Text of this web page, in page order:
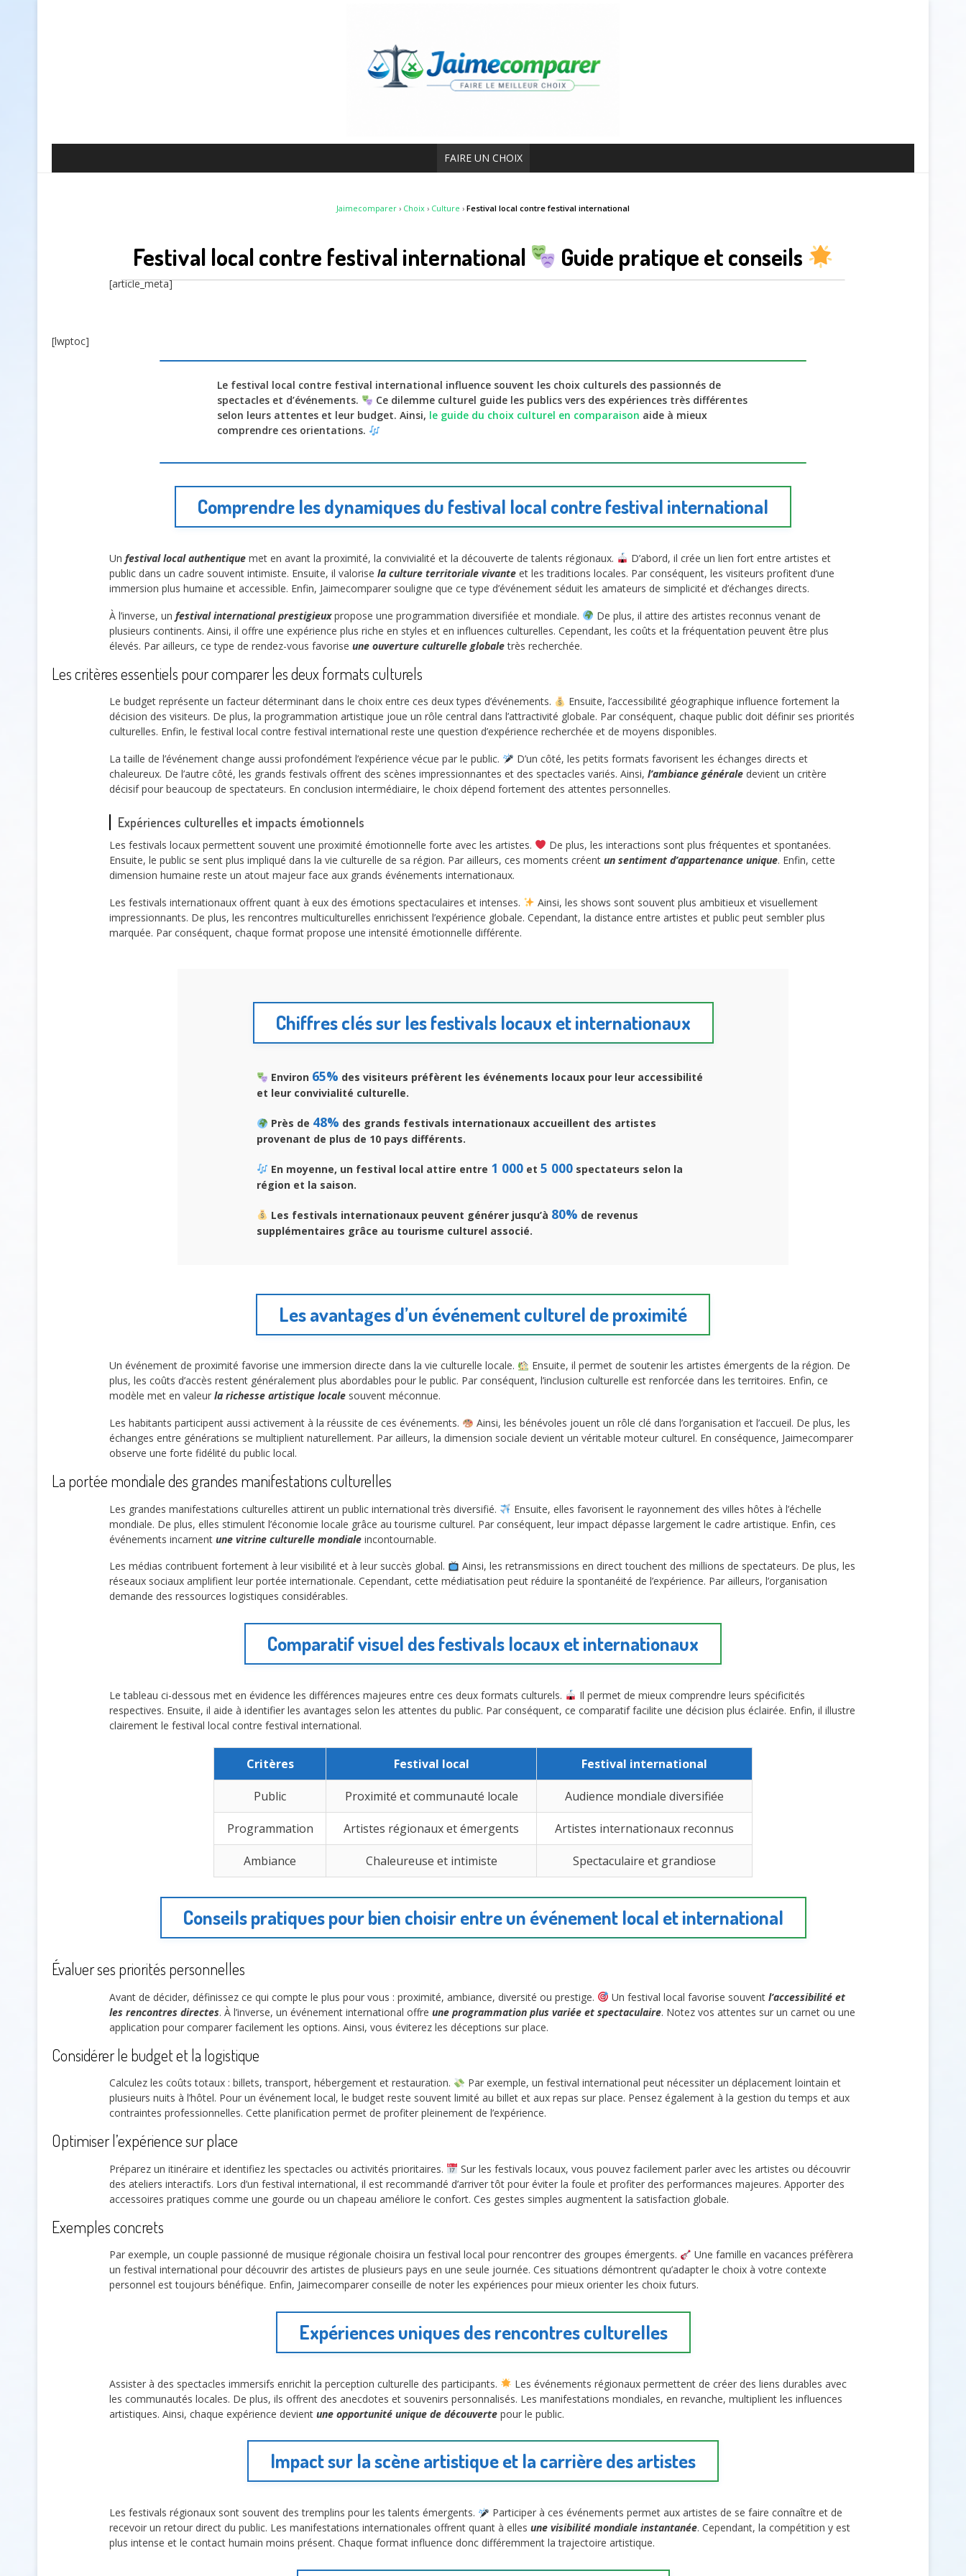
FAIRE UN CHOIX
Jaimecomparer › Choix › Culture › Festival local contre festival international
Festival local contre festival international Guide pratique et conseils
[article_meta]
[lwptoc]
Le festival local contre festival international influence souvent les choix culturels des passionnés de
spectacles et d’événements.
Ce dilemme culturel guide les publics vers des expériences très différentes
selon leurs attentes et leur budget. Ainsi, le guide du choix culturel en comparaison aide à mieux
comprendre ces orientations.
Comprendre les dynamiques du festival local contre festival international
Un festival local authentique met en avant la proximité, la convivialité et la découverte de talents régionaux.
D’abord, il crée un lien fort entre artistes et
public dans un cadre souvent intimiste. Ensuite, il valorise la culture territoriale vivante et les traditions locales. Par conséquent, les visiteurs profitent d’une
immersion plus humaine et accessible. Enfin, Jaimecomparer souligne que ce type d’événement séduit les amateurs de simplicité et d’échanges directs.
À l’inverse, un festival international prestigieuxpropose une programmation diversifiée et mondiale.
De plus, il attire des artistes reconnus venant de
plusieurs continents. Ainsi, il offre une expérience plus riche en styles et en influences culturelles. Cependant, les coûts et la fréquentation peuvent être plus
élevés. Par ailleurs, ce type de rendez-vous favorise une ouverture culturelle globaletrès recherchée.
Les critères essentiels pour comparer les deux formats culturels
Le budget représente un facteur déterminant dans le choix entre ces deux types d’événements.
Ensuite, l’accessibilité géographique influence fortement la
décision des visiteurs. De plus, la programmation artistique joue un rôle central dans l’attractivité globale. Par conséquent, chaque public doit définir ses priorités
culturelles. Enfin, le festival local contre festival international reste une question d’expérience recherchée et de moyens disponibles.
La taille de l’événement change aussi profondément l’expérience vécue par le public.
D’un côté, les petits formats favorisent les échanges directs et
chaleureux. De l’autre côté, les grands festivals offrent des scènes impressionnantes et des spectacles variés. Ainsi, l’ambiance générale devient un critère
décisif pour beaucoup de spectateurs. En conclusion intermédiaire, le choix dépend fortement des attentes personnelles.
Expériences culturelles et impacts émotionnels
Les festivals locaux permettent souvent une proximité émotionnelle forte avec les artistes.
De plus, les interactions sont plus fréquentes et spontanées.
Ensuite, le public se sent plus impliqué dans la vie culturelle de sa région. Par ailleurs, ces moments créent un sentiment d’appartenance unique. Enfin, cette
dimension humaine reste un atout majeur face aux grands événements internationaux.
Les festivals internationaux offrent quant à eux des émotions spectaculaires et intenses.
Ainsi, les shows sont souvent plus ambitieux et visuellement
impressionnants. De plus, les rencontres multiculturelles enrichissent l’expérience globale. Cependant, la distance entre artistes et public peut sembler plus
marquée. Par conséquent, chaque format propose une intensité émotionnelle différente.
Chiffres clés sur les festivals locaux et internationaux
Environ 65% des visiteurs préfèrent les événements locaux pour leur accessibilité
et leur convivialité culturelle.
Près de 48% des grands festivals internationaux accueillent des artistes
provenant de plus de 10 pays différents.
En moyenne, un festival local attire entre 1 000et 5 000spectateurs selon la
région et la saison.
Les festivals internationaux peuvent générer jusqu’à 80% de revenus
supplémentaires grâce au tourisme culturel associé.
Les avantages d’un événement culturel de proximité
Un événement de proximité favorise une immersion directe dans la vie culturelle locale.
Ensuite, il permet de soutenir les artistes émergents de la région. De
plus, les coûts d’accès restent généralement plus abordables pour le public. Par conséquent, l’inclusion culturelle est renforcée dans les territoires. Enfin, ce
modèle met en valeur la richesse artistique locale souvent méconnue.
Les habitants participent aussi activement à la réussite de ces événements.
Ainsi, les bénévoles jouent un rôle clé dans l’organisation et l’accueil. De plus, les
échanges entre générations se multiplient naturellement. Par ailleurs, la dimension sociale devient un véritable moteur culturel. En conséquence, Jaimecomparer
observe une forte fidélité du public local.
La portée mondiale des grandes manifestations culturelles
Les grandes manifestations culturelles attirent un public international très diversifié.
Ensuite, elles favorisent le rayonnement des villes hôtes à l’échelle
mondiale. De plus, elles stimulent l’économie locale grâce au tourisme culturel. Par conséquent, leur impact dépasse largement le cadre artistique. Enfin, ces
événements incarnent une vitrine culturelle mondiale incontournable.
Les médias contribuent fortement à leur visibilité et à leur succès global.
Ainsi, les retransmissions en direct touchent des millions de spectateurs. De plus, les
réseaux sociaux amplifient leur portée internationale. Cependant, cette médiatisation peut réduire la spontanéité de l’expérience. Par ailleurs, l’organisation
demande des ressources logistiques considérables.
Comparatif visuel des festivals locaux et internationaux
Le tableau ci-dessous met en évidence les différences majeures entre ces deux formats culturels.
Il permet de mieux comprendre leurs spécificités
respectives. Ensuite, il aide à identifier les avantages selon les attentes du public. Par conséquent, ce comparatif facilite une décision plus éclairée. Enfin, il illustre
clairement le festival local contre festival international.
Critères Festival local Festival international
Public Proximité et communauté locale Audience mondiale diversifiée
Programmation Artistes régionaux et émergents Artistes internationaux reconnus
Ambiance Chaleureuse et intimiste Spectaculaire et grandiose
Conseils pratiques pour bien choisir entre un événement local et international
Évaluer ses priorités personnelles
Avant de décider, définissez ce qui compte le plus pour vous : proximité, ambiance, diversité ou prestige. Un festival local favorise souvent l’accessibilité et
les rencontres directes. À l’inverse, un événement international offre une programmation plus variée et spectaculaire. Notez vos attentes sur un carnet ou une
application pour comparer facilement les options. Ainsi, vous éviterez les déceptions sur place.
Considérer le budget et la logistique
Calculez les coûts totaux : billets, transport, hébergement et restauration.
Par exemple, un festival international peut nécessiter un déplacement lointain et
plusieurs nuits à l’hôtel. Pour un événement local, le budget reste souvent limité au billet et aux repas sur place. Pensez également à la gestion du temps et aux
contraintes professionnelles. Cette planification permet de profiter pleinement de l’expérience.
Optimiser l’expérience sur place
Préparez un itinéraire et identifiez les spectacles ou activités prioritaires.
Sur les festivals locaux, vous pouvez facilement parler avec les artistes ou découvrir
des ateliers interactifs. Lors d’un festival international, il est recommandé d’arriver tôt pour éviter la foule et profiter des performances majeures. Apporter des
accessoires pratiques comme une gourde ou un chapeau améliore le confort. Ces gestes simples augmentent la satisfaction globale.
Exemples concrets
Par exemple, un couple passionné de musique régionale choisira un festival local pour rencontrer des groupes émergents.
Une famille en vacances préfèrera
un festival international pour découvrir des artistes de plusieurs pays en une seule journée. Ces situations démontrent qu’adapter le choix à votre contexte
personnel est toujours bénéfique. Enfin, Jaimecomparer conseille de noter les expériences pour mieux orienter les choix futurs.
Expériences uniques des rencontres culturelles
Assister à des spectacles immersifs enrichit la perception culturelle des participants.
Les événements régionaux permettent de créer des liens durables avec
les communautés locales. De plus, ils offrent des anecdotes et souvenirs personnalisés. Les manifestations mondiales, en revanche, multiplient les influences
artistiques. Ainsi, chaque expérience devient une opportunité unique de découverte pour le public.
Impact sur la scène artistique et la carrière des artistes
Les festivals régionaux sont souvent des tremplins pour les talents émergents.
Participer à ces événements permet aux artistes de se faire connaître et de
recevoir un retour direct du public. Les manifestations internationales offrent quant à elles une visibilité mondiale instantanée. Cependant, la compétition y est
plus intense et le contact humain moins présent. Chaque format influence donc différemment la trajectoire artistique.